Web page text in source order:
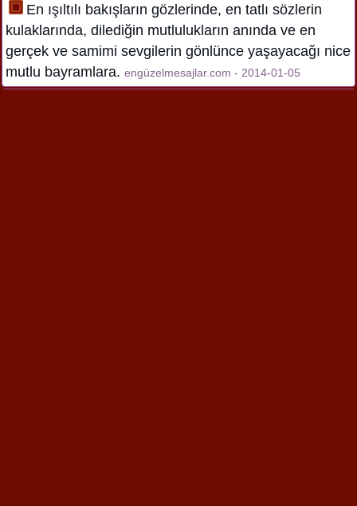
En ışıltılı bakışların gözlerinde, en tatlı sözlerin
kulaklarında, dilediğin mutlulukların anında ve en
gerçek ve samimi sevgilerin gönlünce yaşayacağı nice
mutlu bayramlara. engüzelmesajlar.com - 2014-01-05